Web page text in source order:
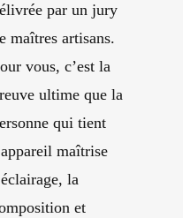
par un jury
maîtres artisans.
vous, c’est la
ultime que la
qui tient
maîtrise
la
et